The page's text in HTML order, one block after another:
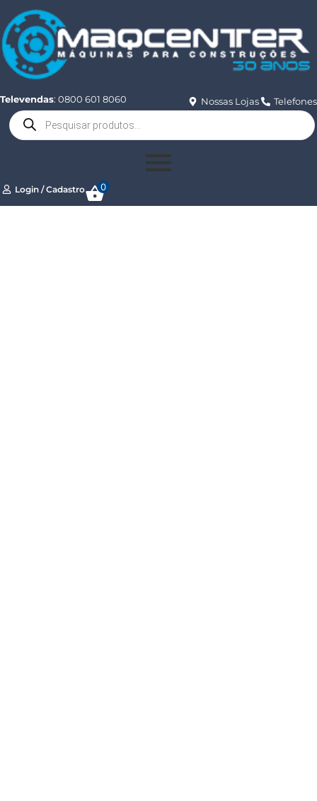
Televendas: 0800 601 8060 Nossas Lojas Telefones
Login / Cadastro 0